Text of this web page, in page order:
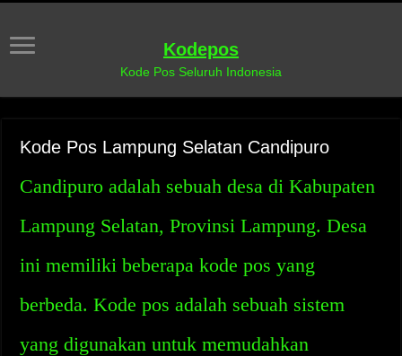
Kodepos
Kode Pos Seluruh Indonesia
Kode Pos Lampung Selatan Candipuro
Candipuro adalah sebuah desa di Kabupaten
Lampung Selatan, Provinsi Lampung. Desa
ini memiliki beberapa kode pos yang
berbeda. Kode pos adalah sebuah sistem
yang digunakan untuk memudahkan